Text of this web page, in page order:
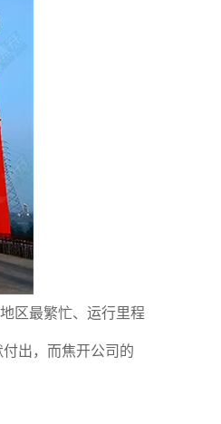
区最繁忙、运行里程
出，而焦开公司的